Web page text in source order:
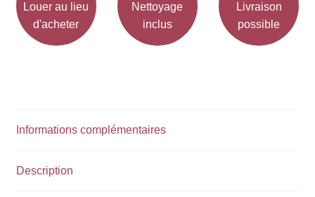
Louer au lieu
d'acheter
Nettoyage
inclus
Livraison
possible
Informations complémentaires
Description